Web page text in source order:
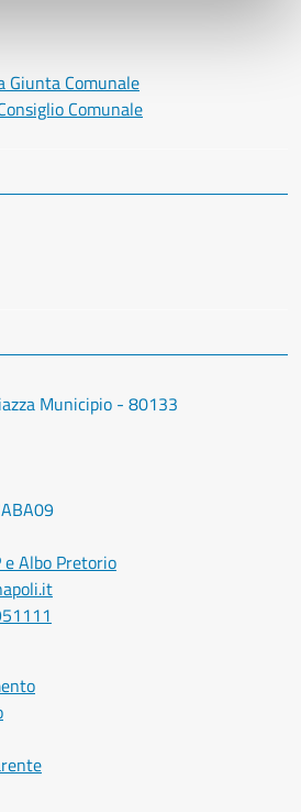
Giunta Comunale
Comunale
Municipio - 80133
e Albo Pretorio